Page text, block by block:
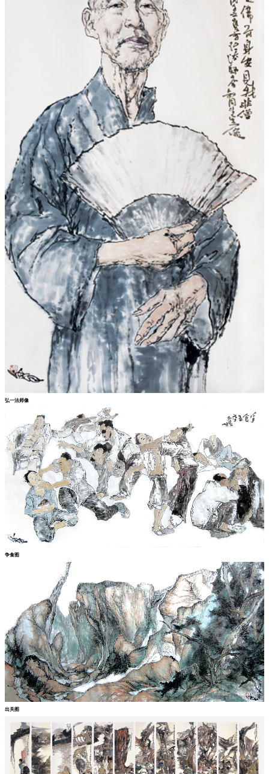
弘一法师像
争食图
出关图